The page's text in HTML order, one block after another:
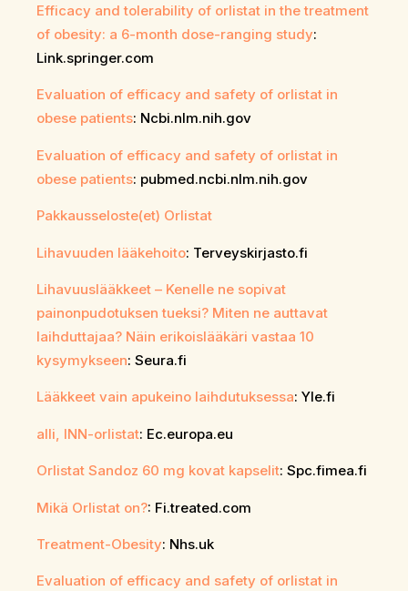
Efficacy and tolerability of orlistat in the treatment
of obesity: a 6-month dose-ranging study:
Link.springer.com
Evaluation of efficacy and safety of orlistat in
obese patients: Ncbi.nlm.nih.gov
Evaluation of efficacy and safety of orlistat in
obese patients: pubmed.ncbi.nlm.nih.gov
Pakkausseloste(et) Orlistat
Lihavuuden lääkehoito: Terveyskirjasto.fi
Lihavuuslääkkeet – Kenelle ne sopivat
painonpudotuksen tueksi? Miten ne auttavat
laihduttajaa? Näin erikoislääkäri vastaa 10
kysymykseen: Seura.fi
Lääkkeet vain apukeino laihdutuksessa: Yle.fi
alli, INN-orlistat: Ec.europa.eu
Orlistat Sandoz 60 mg kovat kapselit: Spc.fimea.fi
Mikä Orlistat on?: Fi.treated.com
Treatment-Obesity: Nhs.uk
Evaluation of efficacy and safety of orlistat in